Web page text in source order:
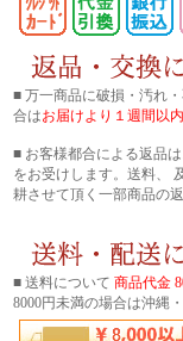
■ 万一商品に破損・汚れ
合はお届けより１週間以内
■ お客様都合による返品
をお受けします。送料、
耕させて頂く一部商品の
■ 送料について 商品代金
8000円未満の場合は沖縄